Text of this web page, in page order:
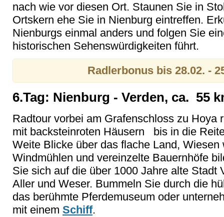
nach wie vor diesen Ort. Staunen Sie in
Ortskern ehe Sie in Nienburg eintreffen.
Nienburgs einmal anders und folgen Sie
historischen Sehenswürdigkeiten führt.
Radlerbonus bis 28.02. -
6.Tag: Nienburg - Verden, ca. 55
Radtour vorbei am Grafenschloss zu Hoya
mit backsteinroten Häusern bis in die
Weite Blicke über das flache Land, Wiesen
Windmühlen und vereinzelte Bauernhöfe
Sie sich auf die über 1000 Jahre alte Stadt
Aller und Weser. Bummeln Sie durch die
das berühmte Pferdemuseum oder
mit einem Schiff.